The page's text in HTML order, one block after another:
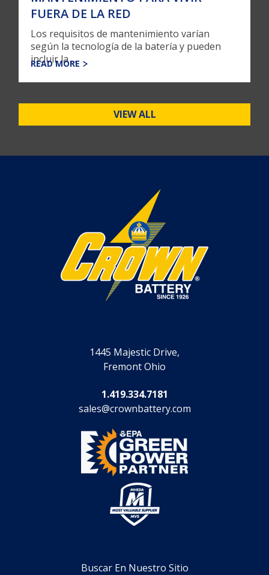
FUERA DE LA RED
Los requisitos de mantenimiento varían
según la tecnología de la batería y pueden
incluir la ...
READ MORE
VIEW ALL
1445 Majestic Drive,
Fremont Ohio
1.419.334.7181
sales@crownbattery.com
Buscar En Nuestro Sitio